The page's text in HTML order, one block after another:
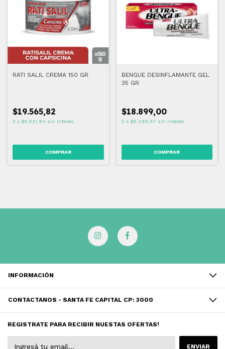
RATI SALIL CREMA 150 GR
$19.565,82
3 x $6.521,94 sin interés
BENGUE DESINFLAMANTE GEL
35 GR
$18.899,00
3 x $6.299,67 sin interés
INFORMACIÓN
CONTACTANOS - SANTA FE CAPITAL CP: 3000
REGISTRATE PARA RECIBIR NUESTAS OFERTAS!